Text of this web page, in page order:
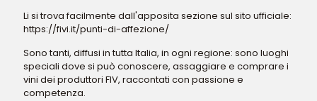
Li si trova facilmente dall'apposita sezione sul sito ufficiale:
https://fivi.it/punti-di-affezione/
Sono tanti, diffusi in tutta Italia, in ogni regione: sono luoghi
speciali dove si può conoscere, assaggiare e comprare i
vini dei produttori FIV, raccontati con passione e
competenza.